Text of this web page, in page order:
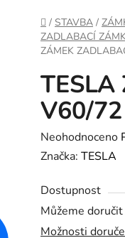
DOMŮ
/ STAVBA /
ZADLABACÍ
ZÁMEK
V60/
Průměrné
hodnocení
je
0,0
z
Neohodnoceno
Značka: TESLA
Dostupnost
Můžeme doručit
Možnosti